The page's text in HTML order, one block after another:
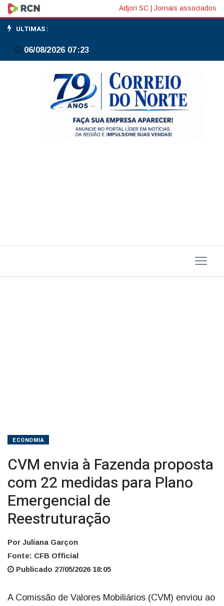
CVM
envia
à
Fazenda
proposta
de
Adjori SC Jornais associados
ULTIMAS :
06/08/2026 07:23
ECONOMIA
CVM envia à Fazenda proposta
com 22 medidas para Plano
Emergencial de
Reestruturação
Por Juliana Garçon
Fonte: CFB Official
Publicado 27/05/2026 18:05
A Comissão de Valores Mobiliários (CVM) enviou ao